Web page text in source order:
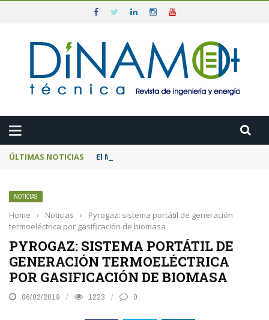
ÚLTIMAS NOTICIAS El MITECO prepara una subasta de 600
NOTICIAS
Home › Noticias ›
Pyrogaz: sistema portátil de generación
termoeléctrica por gasificación de biomasa
PYROGAZ: SISTEMA PORTÁTIL DE
GENERACIÓN TERMOELÉCTRICA
POR GASIFICACIÓN DE BIOMASA
06/02/2019 1223 0